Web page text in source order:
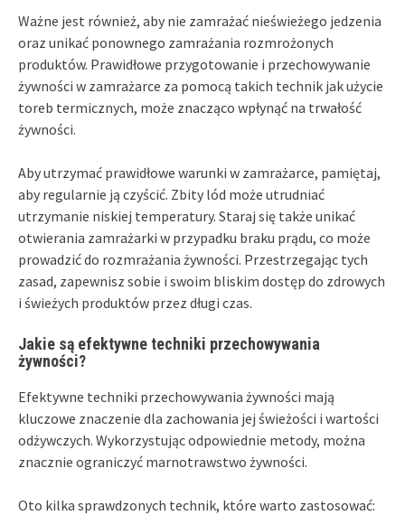
Ważne jest również, aby nie zamrażać nieświeżego jedzenia
oraz unikać ponownego zamrażania rozmrożonych
produktów. Prawidłowe przygotowanie i przechowywanie
żywności w zamrażarce za pomocą takich technik jak użycie
toreb termicznych, może znacząco wpłynąć na trwałość
żywności.
Aby utrzymać prawidłowe warunki w zamrażarce, pamiętaj,
aby regularnie ją czyścić. Zbity lód może utrudniać
utrzymanie niskiej temperatury. Staraj się także unikać
otwierania zamrażarki w przypadku braku prądu, co może
prowadzić do rozmrażania żywności. Przestrzegając tych
zasad, zapewnisz sobie i swoim bliskim dostęp do zdrowych
i świeżych produktów przez długi czas.
Jakie są efektywne techniki przechowywania
żywności?
Efektywne techniki przechowywania żywności mają
kluczowe znaczenie dla zachowania jej świeżości i wartości
odżywczych. Wykorzystując odpowiednie metody, można
znacznie ograniczyć marnotrawstwo żywności.
Oto kilka sprawdzonych technik, które warto zastosować: